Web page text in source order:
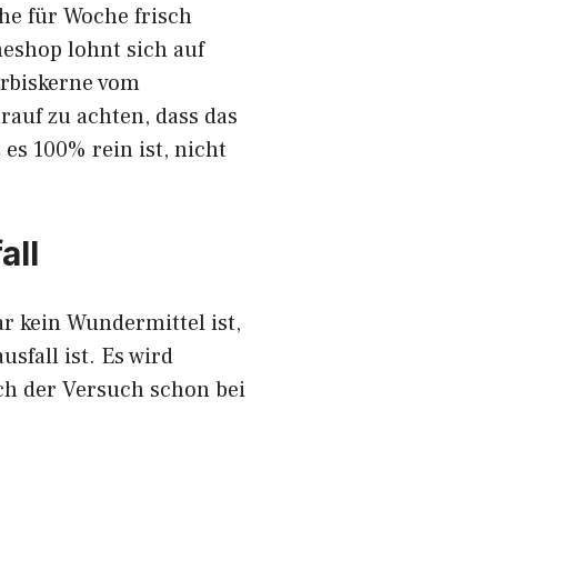
für Woche frisch
lohnt sich auf
vom
zu achten, dass das
100% rein ist, nicht
kein Wundermittel ist,
ist. Es wird
der Versuch schon bei